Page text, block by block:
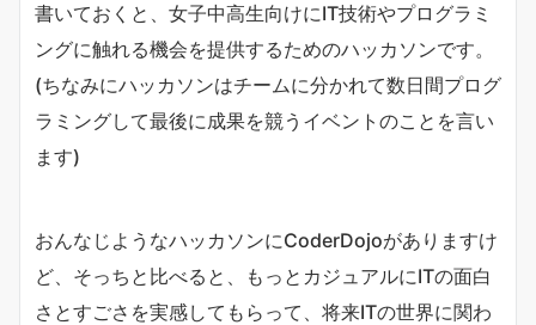
書いておくと、女子中高生向けにIT技術やプログラミ
ングに触れる機会を提供するためのハッカソンです。
(ちなみにハッカソンはチームに分かれて数日間プログ
ラミングして最後に成果を競うイベントのことを言い
ます)
おんなじようなハッカソンにCoderDojoがありますけ
ど、そっちと比べると、もっとカジュアルにITの面白
さとすごさを実感してもらって、将来ITの世界に関わ